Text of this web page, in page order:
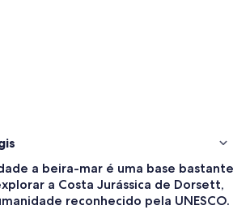
a beira-mar é uma base bastante
a Costa Jurássica de Dorsett,
reconhecido pela UNESCO.